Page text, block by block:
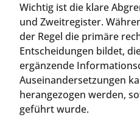
Wichtig ist die klare
und Zweitregister.
der Regel die primäre
Entscheidungen bildet,
ergänzende
Auseinandersetzungen
herangezogen werden,
geführt wurde.